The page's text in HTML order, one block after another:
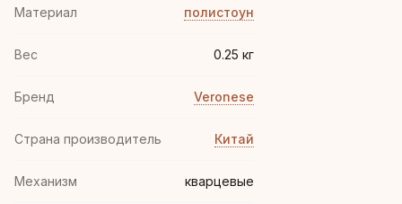
Материал полистоун
Вес 0.25 кг
Бренд Veronese
Страна производитель Китай
Механизм кварцевые